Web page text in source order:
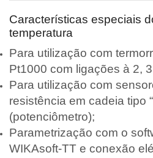
Características especiais
temperatura
Para utilização com
Pt1000 com ligações à 2,
Para utilização com
resistência em cadeia tipo
(potenciômetro);
Parametrização com o
WIKAsoft-TT e conexão